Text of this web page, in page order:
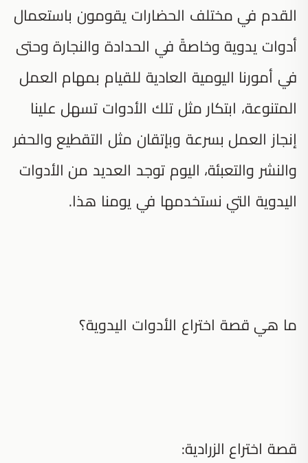
القدم في مختلف الحضارات يقومون باستعمال
أدوات يدوية وخاصةً في الحدادة والنجارة وحتى
في أمورنا اليومية العادية للقيام بمهام العمل
المتنوعة، ابتكار مثل تلك الأدوات تسهل علينا
إنجاز العمل بسرعة وبإتقان مثل التقطيع والحفر
والنشر والتعبئة، اليوم توجد العديد من الأدوات
اليدوية التي نستخدمها في يومنا هذا.
ما هي قصة اختراع الأدوات اليدوية؟
قصة اختراع الزرادية: